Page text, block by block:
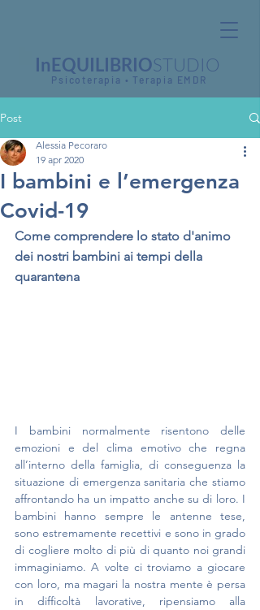
InEQUILIBRIOSTUDIO
Psicoterapia • Terapia EMDR
Post
I bambini e l’emergenza
Covid-19
Alessia Pecoraro
19 apr 2020
Come comprendere lo stato d'animo
dei nostri bambini ai tempi della
quarantena
I bambini normalmente risentono delle
emozioni e del clima emotivo che regna
all’interno della famiglia, di conseguenza la
situazione di emergenza sanitaria che stiamo
affrontando ha un impatto anche su di loro. I
bambini hanno sempre le antenne tese,
sono estremamente recettivi e sono in grado
di cogliere molto di più di quanto noi grandi
immaginiamo. A volte ci troviamo a giocare
con loro, ma magari la nostra mente è persa
in difficoltà lavorative, ripensiamo alla